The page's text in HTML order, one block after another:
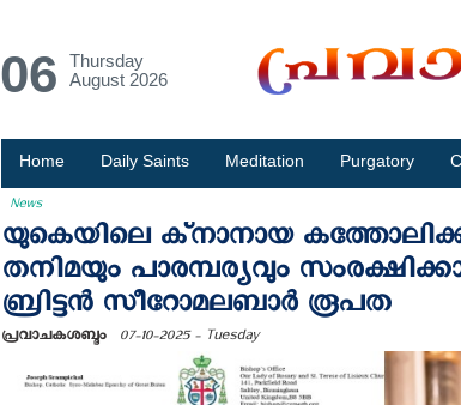
06
Thursday
August 2026
Home Daily Saints Meditation Purgatory
News
യുകെയിലെ ക്‌നാനായ
തനിമയും പാരമ്പര്യവും
ബ്രിട്ടൻ സീറോമലബാർ രൂപത
പ്രവാചകശബ്ദം 07-10-2025 - Tuesday